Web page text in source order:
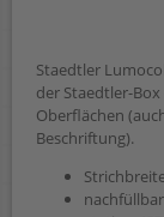
Staedtler
der Staedtler-
Oberflächen
Beschriftung).